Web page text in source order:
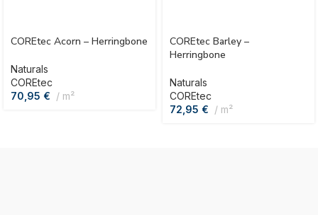
COREtec Acorn – Herringbone
Naturals
COREtec
70,95 € m²
COREtec Barley –
Herringbone
Naturals
COREtec
72,95 € m²